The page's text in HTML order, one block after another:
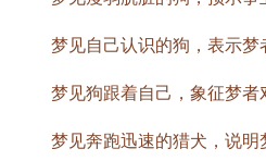
梦见自己认识的狗，表示梦
梦见狗跟着自己，象征梦者
梦见奔跑迅速的猎犬，说明梦